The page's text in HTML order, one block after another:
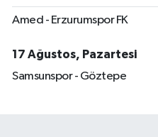
Amed - Erzurumspor FK
17 Ağustos, Pazartesi
Samsunspor - Göztepe